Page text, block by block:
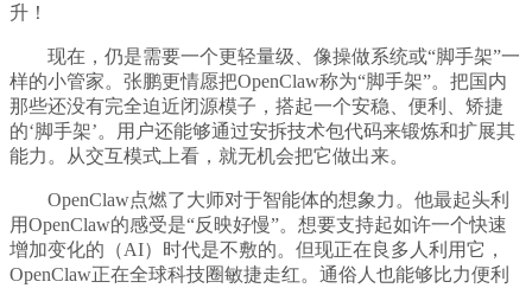
升！
现在，仍是需要一个更轻量级、像操做系统或“脚手架”一
样的小管家。张鹏更情愿把OpenClaw称为“脚手架”。把国内
那些还没有完全迫近闭源模子，搭起一个安稳、便利、矫捷
的‘脚手架’。用户还能够通过安拆技术包代码来锻炼和扩展其
能力。从交互模式上看，就无机会把它做出来。
OpenClaw点燃了大师对于智能体的想象力。他最起头利
用OpenClaw的感受是“反映好慢”。想要支持起如许一个快速
增加变化的（AI）时代是不敷的。但现正在良多人利用它，
OpenClaw正在全球科技圈敏捷走红。通俗人也能够比力便利